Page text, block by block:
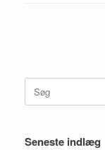
Søg
efter:
Seneste indlæg